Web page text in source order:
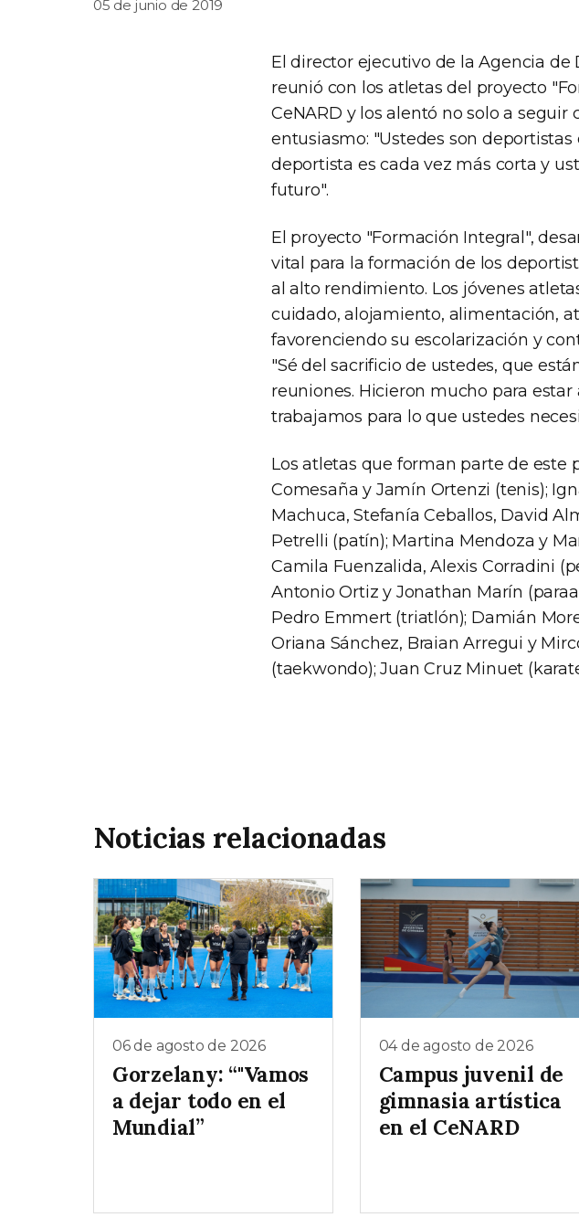
05 de junio de 2019
El director ejecutivo de la Agencia de
reunió con los atletas del proyecto
CeNARD y los alentó no solo a
entusiasmo: "Ustedes son
deportista es cada vez más corta y
futuro".
El proyecto "Formación Integral",
vital para la formación de los
al alto rendimiento. Los jóvenes
cuidado, alojamiento, alimentación,
favorenciendo su escolarización y
"Sé del sacrificio de ustedes, que
reuniones. Hicieron mucho para
trabajamos para lo que ustedes
Los atletas que forman parte de este
Comesaña y Jamín Ortenzi (tenis);
Machuca, Stefanía Ceballos, David
Petrelli (patín); Martina Mendoza y
Camila Fuenzalida, Alexis Corradini
Antonio Ortiz y Jonathan Marín
Pedro Emmert (triatlón); Damián
Oriana Sánchez, Braian Arregui y
(taekwondo); Juan Cruz Minuet
Noticias relacionadas
06 de agosto de 2026
Gorzelany: “"Vamos
a dejar todo en el
Mundial”
04 de agosto de 2026
Campus juvenil de
gimnasia artística
en el CeNARD